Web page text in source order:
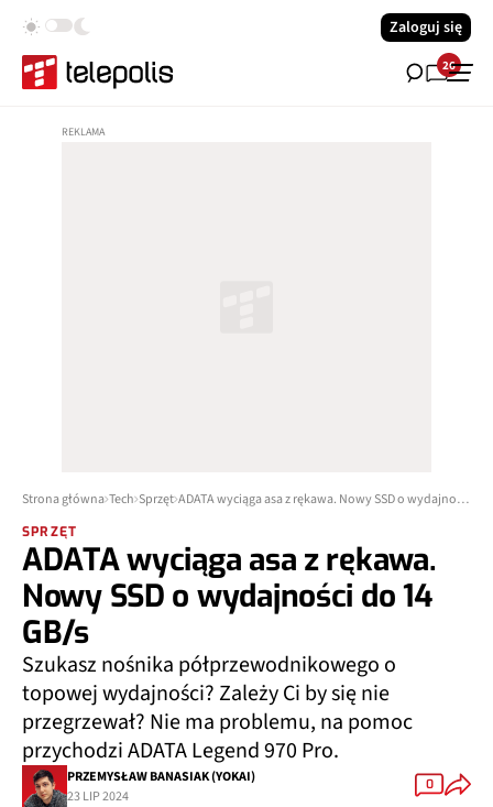
Zaloguj się
26
Strona główna Tech Sprzęt ADATA wyciąga asa z rękawa. Nowy SSD o wydajności do 14 GB/s
SPRZĘT
ADATA wyciąga asa z rękawa.
Nowy SSD o wydajności do 14
GB/s
Szukasz nośnika półprzewodnikowego o
topowej wydajności? Zależy Ci by się nie
przegrzewał? Nie ma problemu, na pomoc
przychodzi ADATA Legend 970 Pro.
PRZEMYSŁAW BANASIAK (YOKAI)
23 LIP 2024
0